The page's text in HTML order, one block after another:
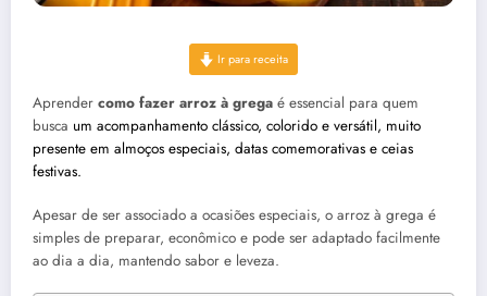
Ir para receita
Aprender como fazer arroz à grega é essencial para quem
busca um acompanhamento clássico, colorido e versátil, muito
presente em almoços especiais, datas comemorativas e ceias
festivas.
Apesar de ser associado a ocasiões especiais, o arroz à grega é
simples de preparar, econômico e pode ser adaptado facilmente
ao dia a dia, mantendo sabor e leveza.